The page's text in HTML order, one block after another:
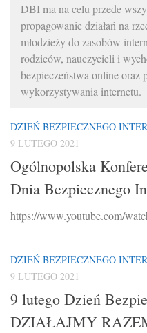
DBI ma na celu przede
propagowanie działań na
młodzieży do zasobów
rodziców, nauczycieli i
bezpieczeństwa online oraz
wykorzystywania internetu.
DZIEŃ BEZPIECZNEGO
9 LUTEGO 2021
Ogólnopolska
Dnia Bezpiecznego
https://www.youtube.com/
DZIEŃ BEZPIECZNEGO
9 LUTEGO 2021
9 lutego Dzień
DZIAŁAJMY